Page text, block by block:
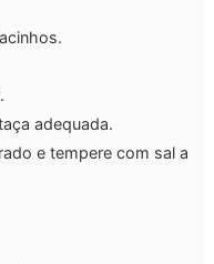
adequada.
e tempere com sal a